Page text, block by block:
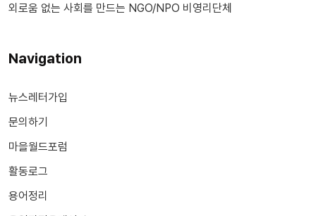
외로움 없는 사회를 만드는 NGO/NPO 비영리단체
Navigation
뉴스레터가입
문의하기
마을월드포럼
활동로그
용어정리